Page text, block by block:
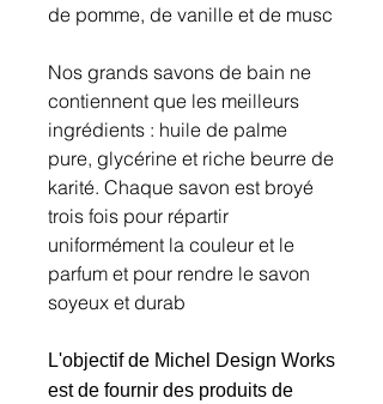
de pomme, de vanille et de musc
Nos grands savons de bain ne
contiennent que les meilleurs
ingrédients : huile de palme
pure, glycérine et riche beurre de
karité. Chaque savon est broyé
trois fois pour répartir
uniformément la couleur et le
parfum et pour rendre le savon
soyeux et durab
L'objectif de Michel Design Works
est de fournir des produits de